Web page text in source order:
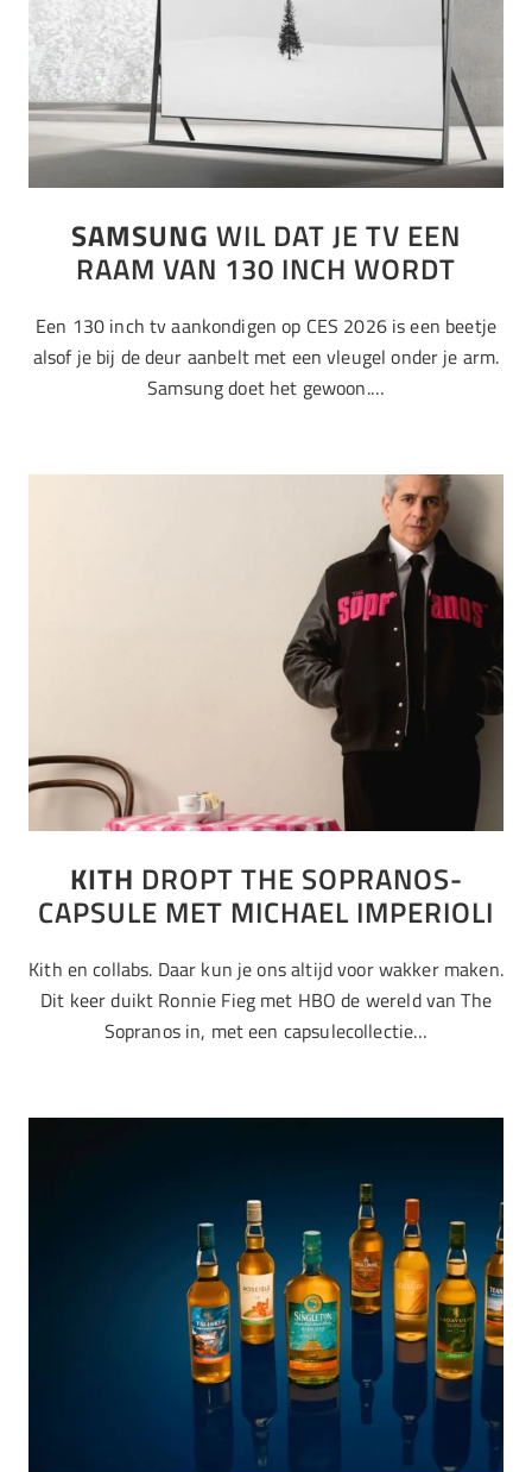
SAMSUNG WIL DAT JE TV EEN
RAAM VAN 130 INCH WORDT
Een 130 inch tv aankondigen op CES 2026 is een beetje
alsof je bij de deur aanbelt met een vleugel onder je arm.
Samsung doet het gewoon.…
KITH DROPT THE SOPRANOS-
CAPSULE MET MICHAEL IMPERIOLI
Kith en collabs. Daar kun je ons altijd voor wakker maken.
Dit keer duikt Ronnie Fieg met HBO de wereld van The
Sopranos in, met een capsulecollectie…